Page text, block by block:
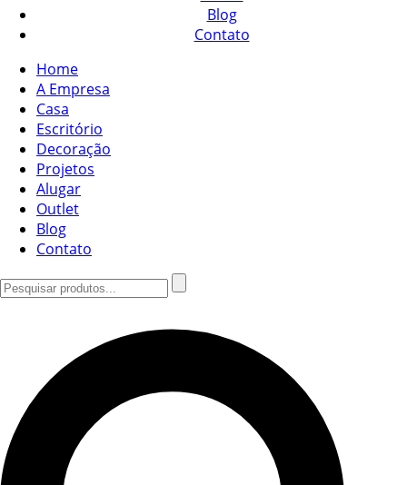
Blog
Contato
Home
A Empresa
Casa
Escritório
Decoração
Projetos
Alugar
Outlet
Blog
Contato